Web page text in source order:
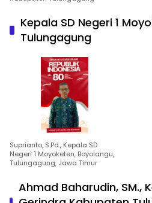
Kepala SD Negeri 1
Tulungagung
Suprianto, S.Pd., Kepala SD
Negeri 1 Moyoketen, Boyolangu,
Tulungagung, Jawa Timur
Ahmad Baharudin, SM.,